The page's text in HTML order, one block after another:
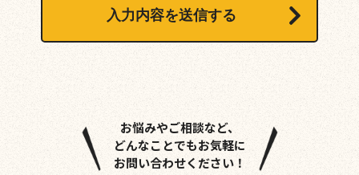
お悩みやご相談など、
どんなことでもお気軽に
お問い合わせください！